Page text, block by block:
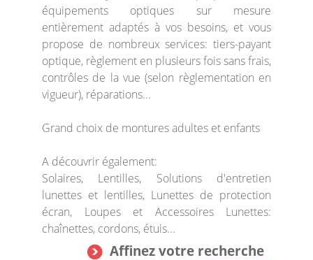
équipements optiques sur mesure
entièrement adaptés à vos besoins, et vous
propose de nombreux services: tiers-payant
optique, règlement en plusieurs fois sans frais,
contrôles de la vue (selon règlementation en
vigueur), réparations...
Grand choix de montures adultes et enfants
A découvrir également:
Solaires, Lentilles, Solutions d'entretien
lunettes et lentilles, Lunettes de protection
écran, Loupes et Accessoires Lunettes:
chaînettes, cordons, étuis...
Affinez votre recherche